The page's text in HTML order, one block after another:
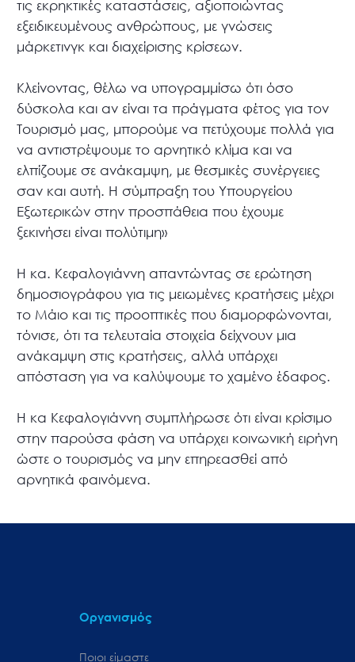
τις εκρηκτικές καταστάσεις, αξιοποιώντας
εξειδικευμένους ανθρώπους, με γνώσεις
μάρκετινγκ και διαχείρισης κρίσεων.
Κλείνοντας, θέλω να υπογραμμίσω ότι όσο
δύσκολα και αν είναι τα πράγματα φέτος για τον
Τουρισμό μας, μπορούμε να πετύχουμε πολλά για
να αντιστρέψουμε το αρνητικό κλίμα και να
ελπίζουμε σε ανάκαμψη, με θεσμικές συνέργειες
σαν και αυτή. Η σύμπραξη του Υπουργείου
Εξωτερικών στην προσπάθεια που έχουμε
ξεκινήσει είναι πολύτιμη»
Η κα. Κεφαλογιάννη απαντώντας σε ερώτηση
δημοσιογράφου για τις μειωμένες κρατήσεις μέχρι
το Μάιο και τις προοπτικές που διαμορφώνονται,
τόνισε, ότι τα τελευταία στοιχεία δείχνουν μια
ανάκαμψη στις κρατήσεις, αλλά υπάρχει
απόσταση για να καλύψουμε το χαμένο έδαφος.
Η κα Κεφαλογιάννη συμπλήρωσε ότι είναι κρίσιμο
στην παρούσα φάση να υπάρχει κοινωνική ειρήνη
ώστε ο τουρισμός να μην επηρεασθεί από
αρνητικά φαινόμενα.
Οργανισμός
Ποιοι είμαστε